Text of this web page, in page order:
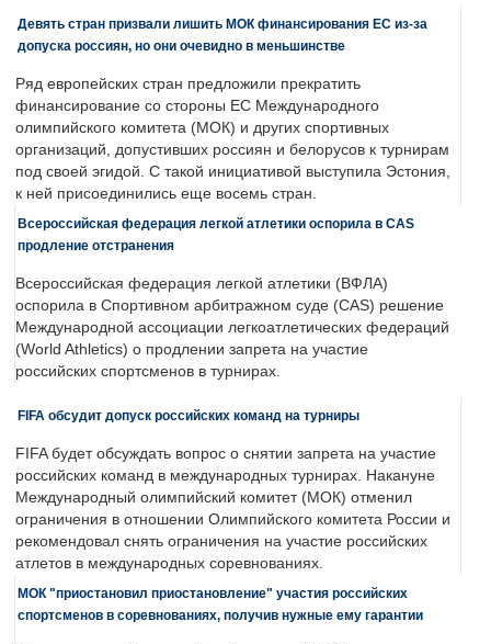
Девять стран призвали лишить МОК финансирования ЕС из-за
допуска россиян, но они очевидно в меньшинстве
Ряд европейских стран предложили прекратить
финансирование со стороны ЕС Международного
олимпийского комитета (МОК) и других спортивных
организаций, допустивших россиян и белорусов к турнирам
под своей эгидой. С такой инициативой выступила Эстония,
к ней присоединились еще восемь стран.
Всероссийская федерация легкой атлетики оспорила в CAS
продление отстранения
Всероссийская федерация легкой атлетики (ВФЛА)
оспорила в Спортивном арбитражном суде (CAS) решение
Международной ассоциации легкоатлетических федераций
(World Athletics) о продлении запрета на участие
российских спортсменов в турнирах.
FIFA обсудит допуск российских команд на турниры
FIFA будет обсуждать вопрос о снятии запрета на участие
российских команд в международных турнирах. Накануне
Международный олимпийский комитет (МОК) отменил
ограничения в отношении Олимпийского комитета России и
рекомендовал снять ограничения на участие российских
атлетов в международных соревнованиях.
МОК "приостановил приостановление" участия российских
спортсменов в соревнованиях, получив нужные ему гарантии